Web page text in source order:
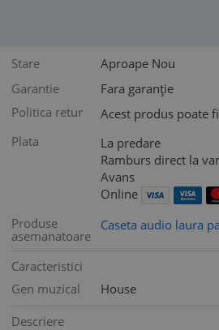
Stare
Aproape Nou
Garantie
Fara garanție
Politica retur
Acest produs poate
Plata
La predare
Ramburs direct la
Avans
Online
Produse
asemanatoare
Caseta audio laura
Caracteristici
Gen muzical
House
Descriere